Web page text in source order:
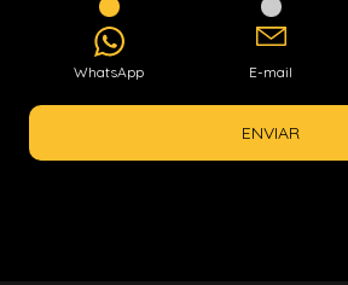
WhatsApp E-mail
ENVIAR